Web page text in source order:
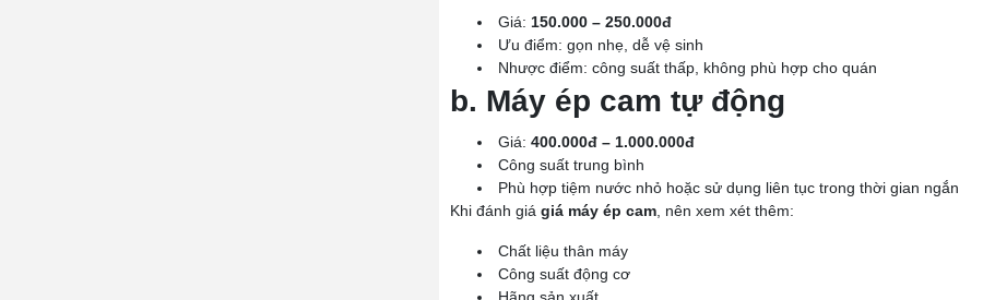
Giá: 150.000 – 250.000đ
Ưu điểm: gọn nhẹ, dễ vệ sinh
Nhược điểm: công suất thấp, không phù hợp cho quán
b. Máy ép cam tự động
Giá: 400.000đ – 1.000.000đ
Công suất trung bình
Phù hợp tiệm nước nhỏ hoặc sử dụng liên tục trong thời gian ngắn
Khi đánh giá giá máy ép cam, nên xem xét thêm:
Chất liệu thân máy
Công suất động cơ